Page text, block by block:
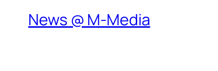
News @ M-Media